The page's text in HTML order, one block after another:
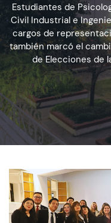
Admisión
Dirección de
Becas y Beneficios
Estudiantes
Alumni
Biblioteca
Estudiantes de
Civil Industrial e
cargos de
también marcó el
de Elecciones de